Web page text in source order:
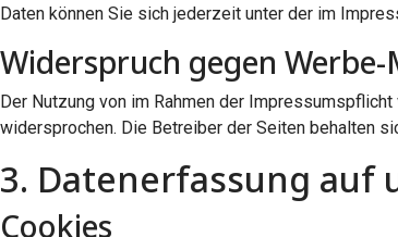
Daten können Sie sich jederzeit unter der im
Widerspruch gegen Werbe-
Der Nutzung von im Rahmen der
widersprochen. Die Betreiber der Seiten behalten
3. Datenerfassung auf
Cookies